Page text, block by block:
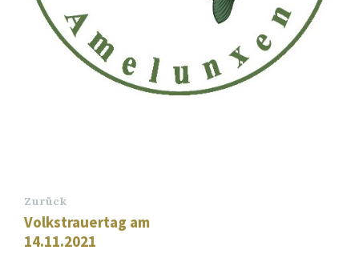
Zurück
Volkstrauertag am
14.11.2021